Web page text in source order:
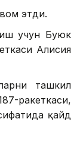
этди.
учун Буюк
Алисия
ташкил
ракеткаси,
қайд